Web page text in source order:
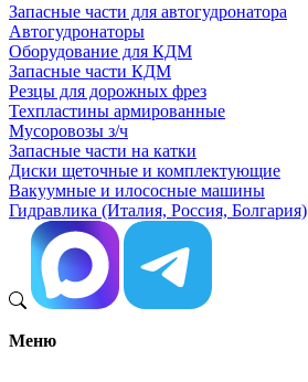
Запасные части для автогудронатора
Автогудронаторы
Оборудование для КДМ
Запасные части КДМ
Резцы для дорожных фрез
Техпластины армированные
Мусоровозы з/ч
Запасные части на катки
Диски щеточные и комплектующие
Вакуумные и илососные машины
Гидравлика (Италия, Россия, Болгария)
Меню